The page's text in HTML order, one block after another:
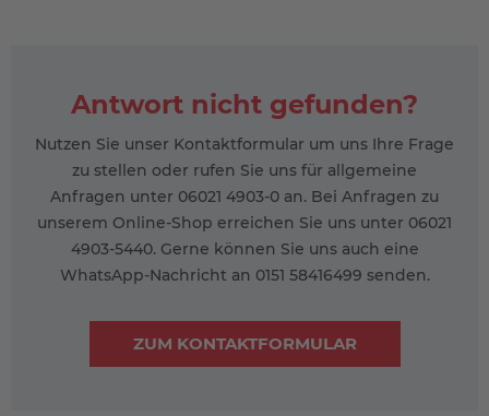
Antwort nicht gefunden?
Nutzen Sie unser Kontaktformular um uns Ihre Frage
zu stellen oder rufen Sie uns für allgemeine
Anfragen unter 06021 4903-0 an. Bei Anfragen zu
unserem Online-Shop erreichen Sie uns unter 06021
4903-5440. Gerne können Sie uns auch eine
WhatsApp-Nachricht an 0151 58416499 senden.
ZUM KONTAKTFORMULAR